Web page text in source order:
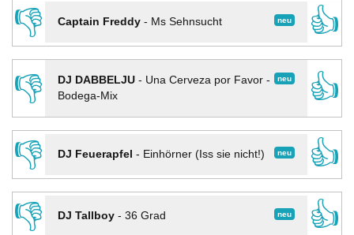
👎
neu
Captain Freddy- Ms Sehnsucht
👍
👎
neu
DJ DABBELJU- Una Cerveza por Favor -
Bodega-Mix
👍
👎
neu
DJ Feuerapfel - Einhörner (Iss sie nicht!)
👍
👎
neu
DJ Tallboy- 36 Grad
👍